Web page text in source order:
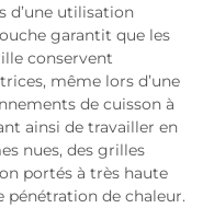
d’une utilisation
garantit que les
conservent
même lors d’une
de cuisson à
ainsi de travailler en
nues, des grilles
portés à très haute
pénétration de chaleur.